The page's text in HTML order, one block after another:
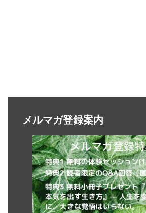
メルマガ登録案内